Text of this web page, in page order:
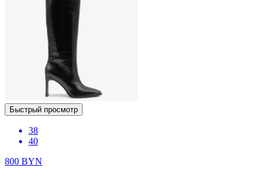
Быстрый просмотр
38
40
800 BYN